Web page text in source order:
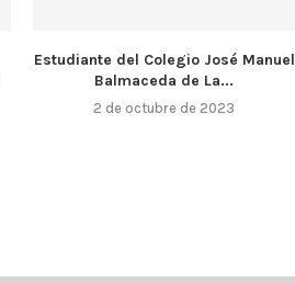
Estudiante del Colegio José Manuel
Balmaceda de La...
2 de octubre de 2023